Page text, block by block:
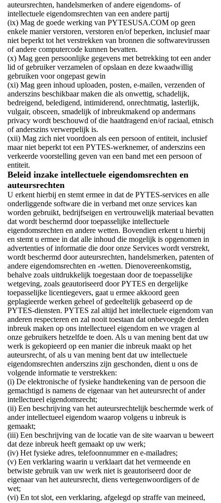
auteursrechten, handelsmerken of andere eigendoms- of
intellectuele eigendomsrechten van een andere partij
(ix) Mag de goede werking van PYTESUSA.COM op geen
enkele manier verstoren, verstoren en/of beperken, inclusief maar
niet beperkt tot het verstrekken van bronnen die softwarevirussen
of andere computercode kunnen bevatten.
(x) Mag geen persoonlijke gegevens met betrekking tot een ander
lid of gebruiker verzamelen of opslaan en deze kwaadwillig
gebruiken voor ongepast gewin
(xi) Mag geen inhoud uploaden, posten, e-mailen, verzenden of
anderszins beschikbaar maken die als onwettig, schadelijk,
bedreigend, beledigend, intimiderend, onrechtmatig, lasterlijk,
vulgair, obsceen, smadelijk of inbreukmakend op andermans
privacy wordt beschouwd of die haatdragend en/of raciaal, etnisch
of anderszins verwerpelijk is.
(xii) Mag zich niet voordoen als een persoon of entiteit, inclusief
maar niet beperkt tot een PYTES-werknemer, of anderszins een
verkeerde voorstelling geven van een band met een persoon of
entiteit.
Beleid inzake intellectuele eigendomsrechten en
auteursrechten
U erkent hierbij en stemt ermee in dat de PYTES-services en alle
onderliggende software die in verband met onze services kan
worden gebruikt, bedrijfseigen en vertrouwelijk materiaal bevatten
dat wordt beschermd door toepasselijke intellectuele
eigendomsrechten en andere wetten. Bovendien erkent u hierbij
en stemt u ermee in dat alle inhoud die mogelijk is opgenomen in
advertenties of informatie die door onze Services wordt verstrekt,
wordt beschermd door auteursrechten, handelsmerken, patenten of
andere eigendomsrechten en -wetten. Dienovereenkomstig,
behalve zoals uitdrukkelijk toegestaan door de toepasselijke
wetgeving, zoals geautoriseerd door PYTES en dergelijke
toepasselijke licentiegevers, gaat u ermee akkoord geen
geplagieerde werken geheel of gedeeltelijk gebaseerd op de
PYTES-diensten. PYTES zal altijd het intellectuele eigendom van
anderen respecteren en zal nooit toestaan dat onbevoegde derden
inbreuk maken op ons intellectueel eigendom en we vragen al
onze gebruikers hetzelfde te doen. Als u van mening bent dat uw
werk is gekopieerd op een manier die inbreuk maakt op het
auteursrecht, of als u van mening bent dat uw intellectuele
eigendomsrechten anderszins zijn geschonden, dient u ons de
volgende informatie te verstrekken:
(i) De elektronische of fysieke handtekening van de persoon die
gemachtigd is namens de eigenaar van het auteursrecht of ander
intellectueel eigendomsrecht;
(ii) Een beschrijving van het auteursrechtelijk beschermde werk of
ander intellectueel eigendom waarop volgens u inbreuk is
gemaakt;
(iii) Een beschrijving van de locatie van de site waarvan u beweert
dat deze inbreuk heeft gemaakt op uw werk;
(iv) Het fysieke adres, telefoonnummer en e-mailadres;
(v) Een verklaring waarin u verklaart dat het vermeende en
betwiste gebruik van uw werk niet is geautoriseerd door de
eigenaar van het auteursrecht, diens vertegenwoordigers of de
wet;
(vi) En tot slot, een verklaring, afgelegd op straffe van meineed,